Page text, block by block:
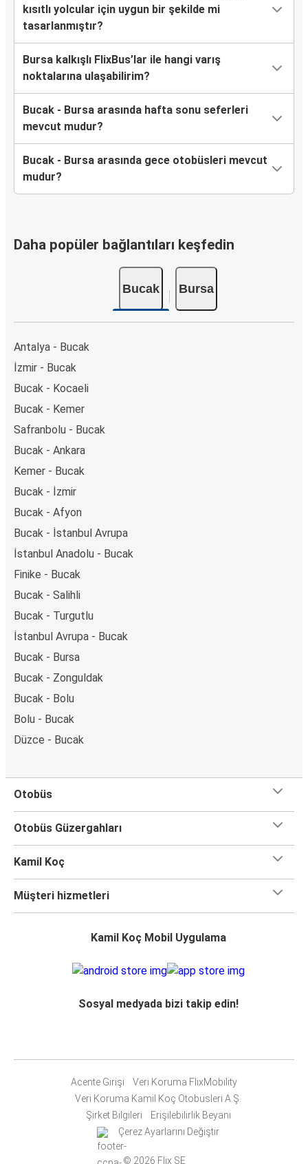
kısıtlı yolcular için uygun bir şekilde mi
tasarlanmıştır?
Bursa kalkışlı FlixBus’lar ile hangi varış
noktalarına ulaşabilirim?
Bucak - Bursa arasında hafta sonu seferleri
mevcut mudur?
Bucak - Bursa arasında gece otobüsleri mevcut
mudur?
Daha popüler bağlantıları keşfedin
Bucak Bursa
Antalya - Bucak
İzmir - Bucak
Bucak - Kocaeli
Bucak - Kemer
Safranbolu - Bucak
Bucak - Ankara
Kemer - Bucak
Bucak - İzmir
Bucak - Afyon
Bucak - İstanbul Avrupa
İstanbul Anadolu - Bucak
Finike - Bucak
Bucak - Salihli
Bucak - Turgutlu
İstanbul Avrupa - Bucak
Bucak - Bursa
Bucak - Zonguldak
Bucak - Bolu
Bolu - Bucak
Düzce - Bucak
Otobüs
Otobüs Güzergahları
Kamil Koç
Müşteri hizmetleri
Kamil Koç Mobil Uygulama
Sosyal medyada bizi takip edin!
Acente Girişi
Veri Koruma FlixMobility
Veri Koruma Kamil Koç Otobüsleri A.Ş.
Şirket Bilgileri
Erişilebilirlik Beyanı
Çerez Ayarlarını Değiştir
© 2026 Flix SE